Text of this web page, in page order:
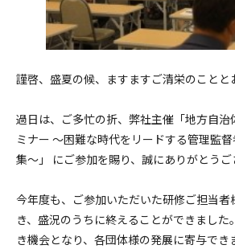
謹啓、盛夏の候、ますますご清栄のことと
過日は、ご多忙の折、弊社主催「地方自治
ミナー ～困難な時代をリードする管理監
集～」 にご参加を賜り、誠にありがとうご
今年度も、ご参加いただいた研修ご担当者
き、盛況のうちに終えることができました
き機会となり、各団体様の発展に寄与で